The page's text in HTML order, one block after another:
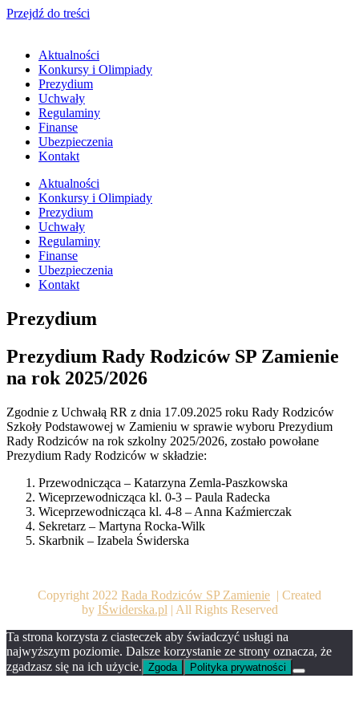
Przejdź do treści
Aktualności
Konkursy i Olimpiady
Prezydium
Uchwały
Regulaminy
Finanse
Ubezpieczenia
Kontakt
Aktualności
Konkursy i Olimpiady
Prezydium
Uchwały
Regulaminy
Finanse
Ubezpieczenia
Kontakt
Prezydium
Prezydium Rady Rodziców SP Zamienie
na rok 2025/2026
Zgodnie z Uchwałą RR z dnia 17.09.2025 roku Rady Rodziców
Szkoły Podstawowej w Zamieniu w sprawie wyboru Prezydium
Rady Rodziców na rok szkolny 2025/2026, zostało powołane
Prezydium Rady Rodziców w składzie:
Przewodnicząca – Katarzyna Zemla-Paszkowska
Wiceprzewodnicząca kl. 0-3 – Paula Radecka
Wiceprzewodnicząca kl. 4-8 – Anna Kaźmierczak
Sekretarz – Martyna Rocka-Wilk
Skarbnik – Izabela Świderska
Copyright 2022 Rada Rodziców SP Zamienie | Created
by IŚwiderska.pl | All Rights Reserved
Ta strona korzysta z ciasteczek aby świadczyć usługi na
najwyższym poziomie. Dalsze korzystanie ze strony oznacza, że
zgadzasz się na ich użycie. Zgoda Polityka prywatności